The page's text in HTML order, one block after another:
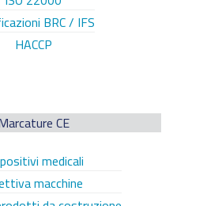
BRC / IFS
HACCP
CE
medicali
macchine